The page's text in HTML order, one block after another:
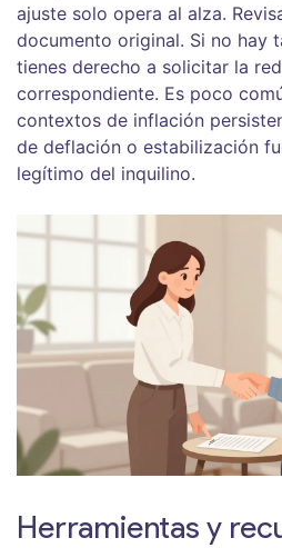
ajuste solo opera al alza.
documento original. Si no hay
tienes derecho a solicitar la
correspondiente. Es poco
contextos de inflación
de deflación o estabilización
legítimo del inquilino.
Herramientas y